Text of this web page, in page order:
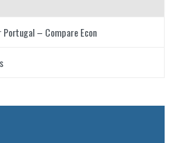
– Compare Econ